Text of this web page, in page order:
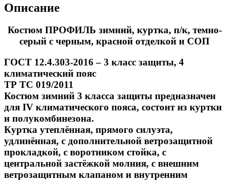
Описание
Костюм ПРОФИЛЬ зимний, куртка, п/к, темно-
серый с черным, красной отделкой и СОП
ГОСТ 12.4.303-2016 – 3 класс защиты, 4
климатический пояс
ТР ТС 019/2011
Костюм зимний 3 класса защиты предназначен
для IV климатического пояса, состоит из куртки
и полукомбинезона.
Куртка утеплённая, прямого силуэта,
удлинённая, с дополнительной ветрозащитной
прокладкой, с воротником стойка, с
центральной застёжкой молния, с внешним
ветрозащитным клапаном и внутренним